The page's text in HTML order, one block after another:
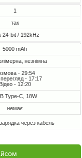
1
так
24-bit / 192kHz
5000 mAh
незнімна
- 29:54
- 17:17
Відео - 12:20
Type-C, 18W
немає
через кабель